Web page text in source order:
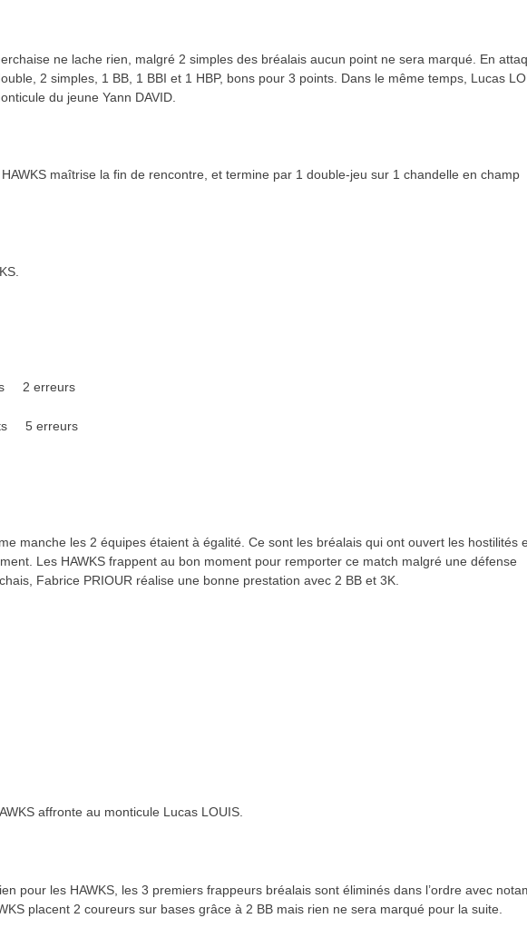
ne lache rien, malgré 2 simples des bréalais aucun point ne sera marqué. En
2 simples, 1 BB, 1 BBI et 1 HBP, bons pour 3 points. Dans le même temps, Lucas
du jeune Yann DAVID.
maîtrise la fin de rencontre, et termine par 1 double-jeu sur 1 chandelle en champ
2 erreurs
5 erreurs
manche les 2 équipes étaient à égalité. Ce sont les bréalais qui ont ouvert les hostilités
Les HAWKS frappent au bon moment pour remporter ce match malgré une défense
Fabrice PRIOUR réalise une bonne prestation avec 2 BB et 3K.
affronte au monticule Lucas LOUIS.
pour les HAWKS, les 3 premiers frappeurs bréalais sont éliminés dans l’ordre avec
placent 2 coureurs sur bases grâce à 2 BB mais rien ne sera marqué pour la suite.